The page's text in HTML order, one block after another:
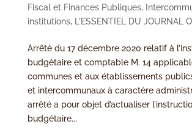
Fiscal et Finances Publiques,
institutions, L'ESSENTIEL DU JOURNAL
Arrêté du 17 décembre 2020 relatif à
budgétaire et comptable M. 14
communes et aux établissements
et intercommunaux à caractère
arrêté a pour objet d’actualiser
budgétaire...